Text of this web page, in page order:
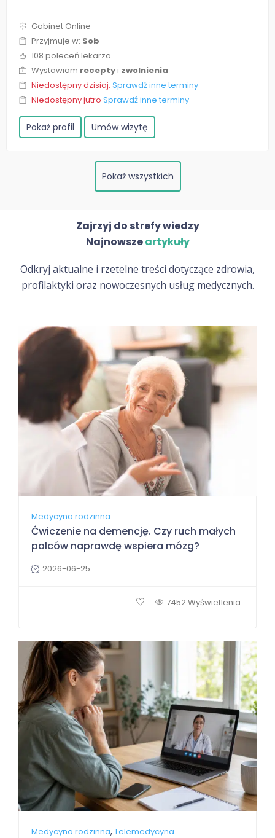
Gabinet Online
Przyjmuje w: Sob
108 poleceń lekarza
Wystawiam receptyi zwolnienia
Niedostępny dzisiaj. Sprawdź inne terminy
Niedostępny jutro Sprawdź inne terminy
Pokaż profil Umów wizytę
Pokaż wszystkich
Zajrzyj do strefy wiedzy
Najnowszeartykuły
Odkryj aktualne i rzetelne treści dotyczące zdrowia,
profilaktyki oraz nowoczesnych usług medycznych.
Medycyna rodzinna
Ćwiczenie na demencję. Czy ruch małych
palców naprawdę wspiera mózg?
2026-06-25
7452 Wyświetlenia
Medycyna rodzinna,Telemedycyna